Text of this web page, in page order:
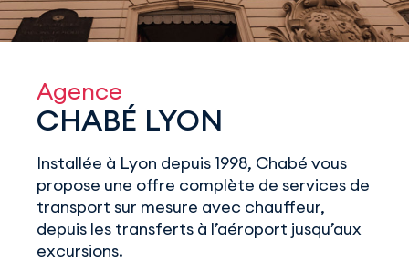
Agence
CHABÉ LYON
Installée à Lyon depuis 1998, Chabé vous
propose une offre complète de services de
transport sur mesure avec chauffeur,
depuis les transferts à l’aéroport jusqu’aux
excursions.